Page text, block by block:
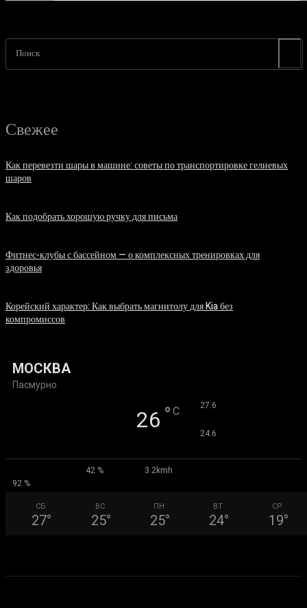
Поиск
Свежее
Как перевезти шары в машине: советы по транспортировке гелиевых
шаров
Как подобрать хорошую ручку для письма
Фитнес-клубы с бассейном — о комплексных тренировках для
здоровья
Корейский характер: Как выбрать магнитолу для Kia без
компромиссов
МОСКВА
Пасмурно
26 ° C 27.6
24.6
42 %
3.2kmh
92 %
СБ
27°
ВС
25°
ПН
25°
ВТ
24°
СР
19°